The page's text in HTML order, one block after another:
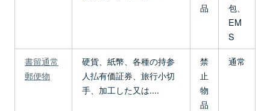
品
包、
EM
S
書留通常
郵便物
硬貨、紙幣、各種の持参
人払有価証券、旅行小切
手、加工した又は....
禁
止
物
品
通常